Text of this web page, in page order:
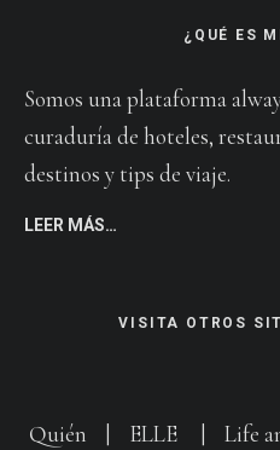
¿QUÉ ES
Somos una plataforma
curaduría de hoteles,
destinos y tips de viaje.
LEER MÁS…
VISITA OTROS
Quién ELLE Life